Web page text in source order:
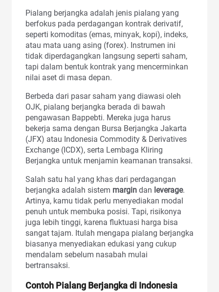
Pialang berjangka adalah jenis pialang yang
berfokus pada perdagangan kontrak derivatif,
seperti komoditas (emas, minyak, kopi), indeks,
atau mata uang asing (forex). Instrumen ini
tidak diperdagangkan langsung seperti saham,
tapi dalam bentuk kontrak yang mencerminkan
nilai aset di masa depan.
Berbeda dari pasar saham yang diawasi oleh
OJK, pialang berjangka berada di bawah
pengawasan Bappebti. Mereka juga harus
bekerja sama dengan Bursa Berjangka Jakarta
(JFX) atau Indonesia Commodity & Derivatives
Exchange (ICDX), serta Lembaga Kliring
Berjangka untuk menjamin keamanan transaksi.
Salah satu hal yang khas dari perdagangan
berjangka adalah sistem margin dan leverage.
Artinya, kamu tidak perlu menyediakan modal
penuh untuk membuka posisi. Tapi, risikonya
juga lebih tinggi, karena fluktuasi harga bisa
sangat tajam. Itulah mengapa pialang berjangka
biasanya menyediakan edukasi yang cukup
mendalam sebelum nasabah mulai
bertransaksi.
Contoh Pialang Berjangka di Indonesia